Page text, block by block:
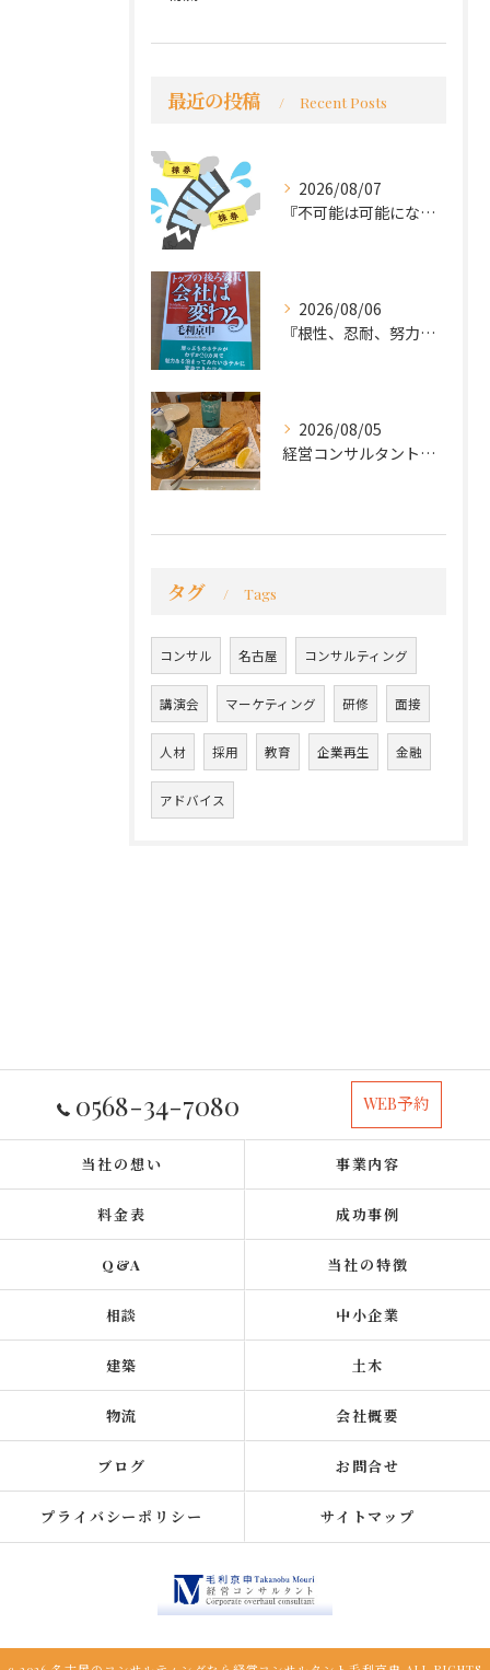
最近の投稿 Recent Posts
2026/08/07
『不可能は可能になる』
2026/08/06
『根性、忍耐、努力という言葉は死語なのか』
2026/08/05
経営コンサルタントのモーちゃん・毛利京申です。
タグ Tags
コンサル 名古屋 コンサルティング
講演会 マーケティング 研修 面接
人材 採用 教育 企業再生 金融
アドバイス
0568-34-7080 WEB予約
当社の想い 事業内容
料金表 成功事例
Q&A 当社の特徴
相談 中小企業
建築 土木
物流 会社概要
ブログ お問合せ
プライバシーポリシー サイトマップ